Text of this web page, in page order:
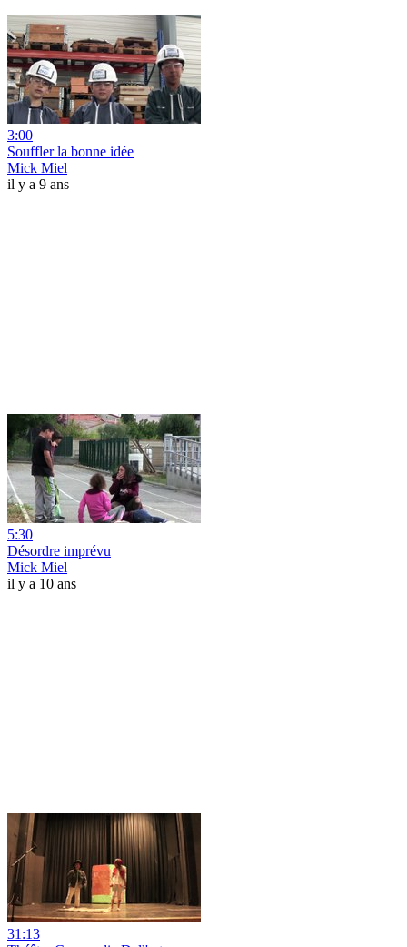
3:00
Souffler la bonne idée
Mick Miel
il y a 9 ans
5:30
Désordre imprévu
Mick Miel
il y a 10 ans
31:13